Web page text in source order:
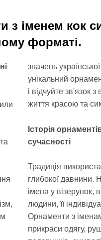
з іменем кок
форматі.
значень
унікальний
і відчуйте зв'язок
життя красою та
Історія
сучасності
Традиція
глибокої давнини.
імена у
людини, її
Орнаменти з
прикраси одягу,